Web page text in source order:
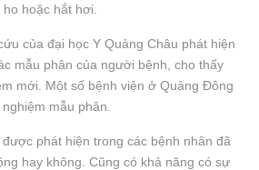
hoặc hắt hơi.
của đại học Y Quảng Châu phát hiện
mẫu phân của người bệnh, cho thấy
mới. Một số bệnh viện ở Quảng Đông
mẫu phân.
phát hiện trong các bệnh nhân đã
hay không. Cũng có khả năng có sự